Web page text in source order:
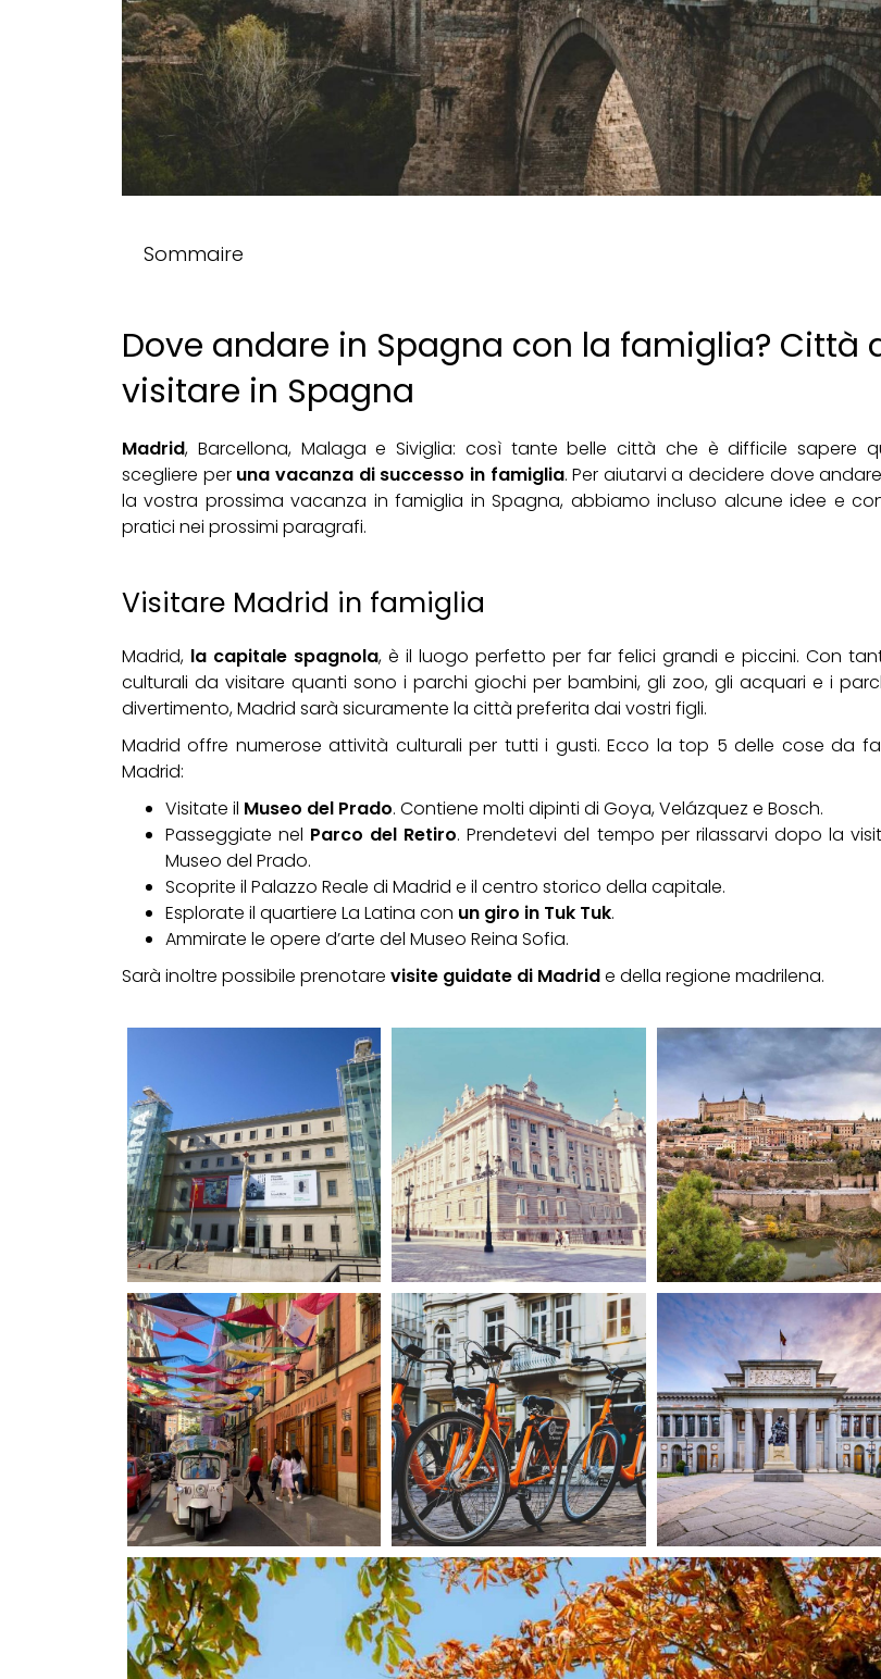
Sommaire
Dove andare in Spagna con la famiglia? Città
visitare in Spagna
Madrid, Barcellona, Malaga e Siviglia: così tante belle città che è difficile sapere
scegliere per una vacanza di successo in famiglia. Per aiutarvi a decidere dove
la vostra prossima vacanza in famiglia in Spagna, abbiamo incluso alcune idee e
pratici nei prossimi paragrafi.
Visitare Madrid in famiglia
Madrid, la capitale spagnola, è il luogo perfetto per far felici grandi e piccini. Con
culturali da visitare quanti sono i parchi giochi per bambini, gli zoo, gli acquari e i
divertimento, Madrid sarà sicuramente la città preferita dai vostri figli.
Madrid offre numerose attività culturali per tutti i gusti. Ecco la top 5 delle cose da
Madrid:
Visitate il Museo del Prado. Contiene molti dipinti di Goya, Velázquez e Bosch.
Passeggiate nel Parco del Retiro. Prendetevi del tempo per rilassarvi dopo la
Museo del Prado.
Scoprite il Palazzo Reale di Madrid e il centro storico della capitale.
Esplorate il quartiere La Latina con un giro in Tuk Tuk.
Ammirate le opere d’arte del Museo Reina Sofia.
Sarà inoltre possibile prenotare visite guidate di Madride della regione madrilena.